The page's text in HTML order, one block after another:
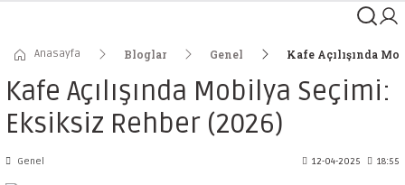
Anasayfa Bloglar Genel Kafe Açılışında
Kafe Açılışında Mobilya Seçimi:
Eksiksiz Rehber (2026)
Genel 12-04-2025 18:55